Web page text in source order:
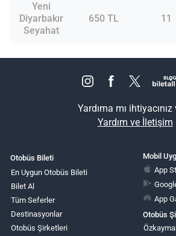
Yeni
Diyarbakır
Seyahat
650 TL 11
Yardıma mı ihtiyacınız
Yardım ve İletişim
Otobüs Bileti
En Uygun Otobüs Bileti
Bilet Al
Tüm Seferler
Destinasyonlar
Otobüs Şirketleri
Mobil
App
App
Otobüs